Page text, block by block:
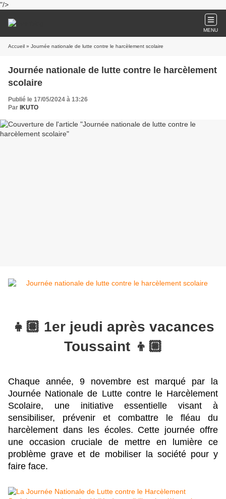
"/>
MENU
Accueil » Journée nationale de lutte contre le harcèlement scolaire
Journée nationale de lutte contre le harcèlement
scolaire
Publié le 17/05/2024 à 13:26
Par IKUTO
👧🏽 1er jeudi après vacances
Toussaint 👦🏼
Chaque année, 9 novembre est marqué par la
Journée Nationale de Lutte contre le Harcèlement
Scolaire, une initiative essentielle visant à
sensibiliser, prévenir et combattre le fléau du
harcèlement dans les écoles. Cette journée offre
une occasion cruciale de mettre en lumière ce
problème grave et de mobiliser la société pour y
faire face.